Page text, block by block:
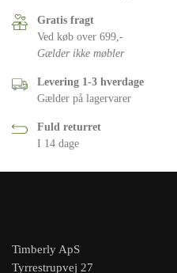
Gratis fragt
Ved køb over 699,-
Gælder ikke møbler
Levering 1-3 hverdage
Gælder på lagervarer
Fuld returret
I 14 dage
Timberly ApS
Tyrrestrupvej 27